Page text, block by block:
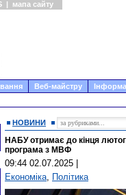
| мапа сайту
Веб-майстру
НОВИНИ
НАБУ отримає до кінця
програма з МВФ
09:44 02.07.2025
Економіка, Політика